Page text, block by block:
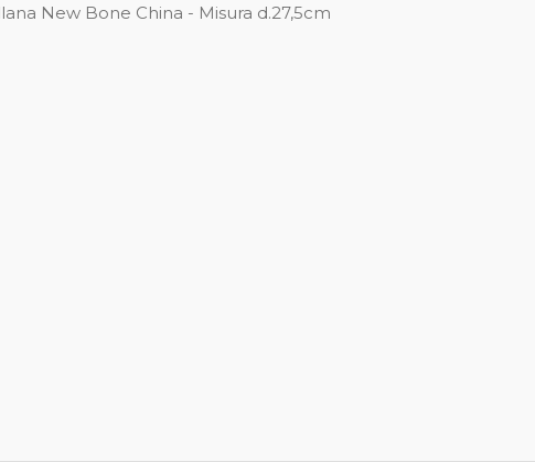
New Bone China - Misura d.27,5cm